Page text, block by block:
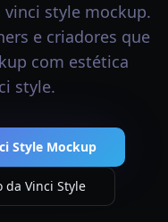
style mockup.
e criadores que
com estética
style.
Style Mockup
da Vinci Style